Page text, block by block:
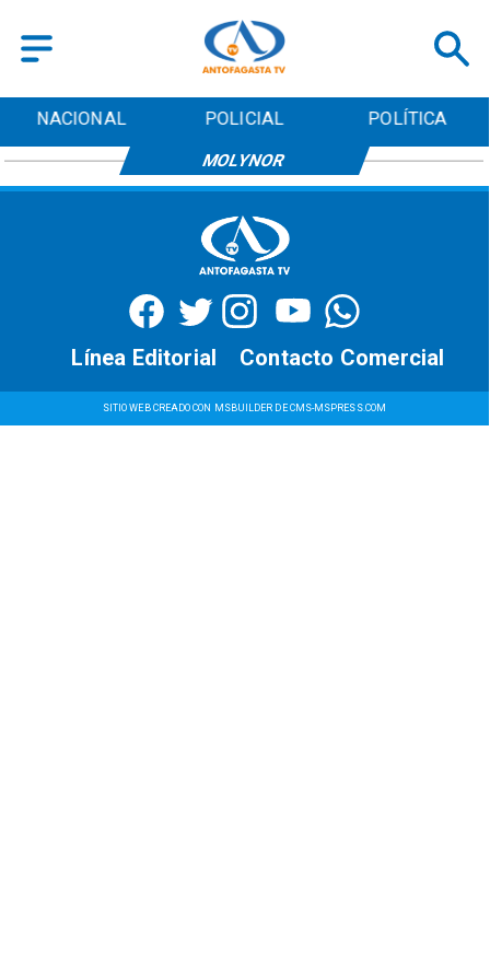
NACIONAL POLICIAL POLÍTICA
MOLYNOR
SITIO WEB CREADO CON MSBUILDER DE CMS-MSPRESS.COM
Contacto Comercial
Línea Editorial